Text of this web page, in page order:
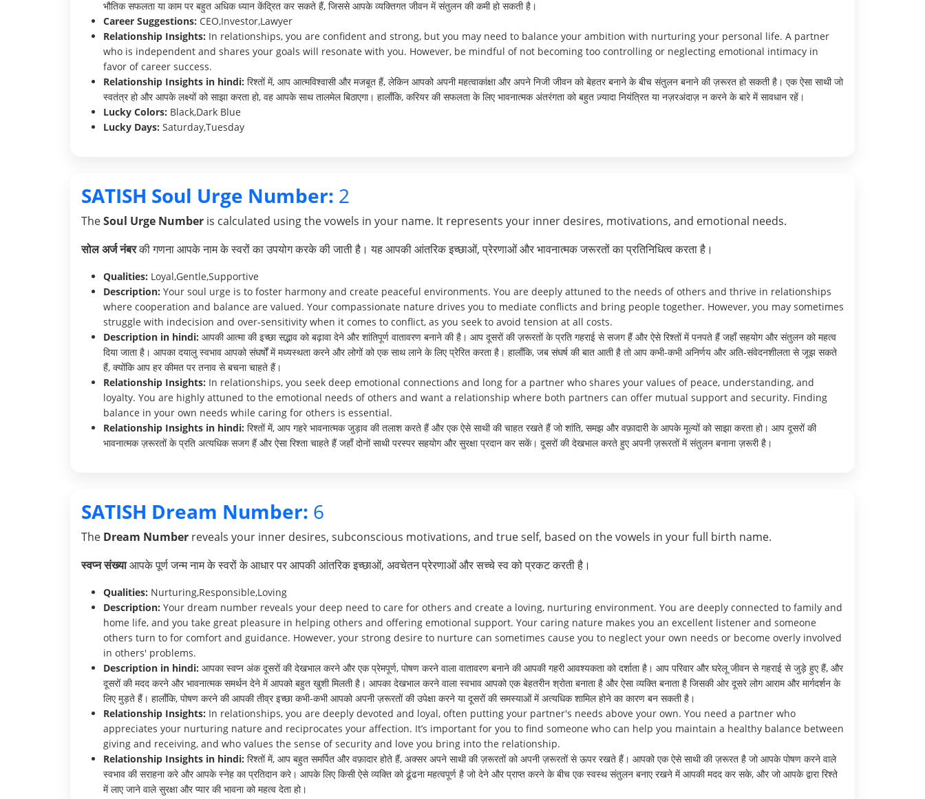
भौतिक सफलता या काम पर बहुत अधिक ध्यान केंद्रित कर सकते हैं, जिससे आपके व्यक्तिगत जीवन में संतुलन की कमी हो सकती है।
Career Suggestions: CEO,Investor,Lawyer
Relationship Insights: In relationships, you are confident and strong, but you may need to balance your ambition with nurturing your personal life. A partner
who is independent and shares your goals will resonate with you. However, be mindful of not becoming too controlling or neglecting emotional intimacy in
favor of career success.
Relationship Insights in hindi: रिश्तों में, आप आत्मविश्वासी और मजबूत हैं, लेकिन आपको अपनी महत्वाकांक्षा और अपने निजी जीवन को बेहतर बनाने के बीच संतुलन बनाने की ज़रूरत हो सकती है। एक ऐसा साथी जो
स्वतंत्र हो और आपके लक्ष्यों को साझा करता हो, वह आपके साथ तालमेल बिठाएगा। हालाँकि, करियर की सफलता के लिए भावनात्मक अंतरंगता को बहुत ज़्यादा नियंत्रित या नज़रअंदाज़ न करने के बारे में सावधान रहें।
Lucky Colors: Black,Dark Blue
Lucky Days: Saturday,Tuesday
SATISH Soul Urge Number: 2
TheSoul Urge Number is calculated using the vowels in your name. It represents your inner desires, motivations, and emotional needs.
सोल अर्ज नंबरकी गणना आपके नाम के स्वरों का उपयोग करके की जाती है। यह आपकी आंतरिक इच्छाओं, प्रेरणाओं और भावनात्मक जरूरतों का प्रतिनिधित्व करता है।
Qualities: Loyal,Gentle,Supportive
Description: Your soul urge is to foster harmony and create peaceful environments. You are deeply attuned to the needs of others and thrive in relationships
where cooperation and balance are valued. Your compassionate nature drives you to mediate conflicts and bring people together. However, you may sometimes
struggle with indecision and over-sensitivity when it comes to conflict, as you seek to avoid tension at all costs.
Description in hindi: आपकी आत्मा की इच्छा सद्भाव को बढ़ावा देने और शांतिपूर्ण वातावरण बनाने की है। आप दूसरों की ज़रूरतों के प्रति गहराई से सजग हैं और ऐसे रिश्तों में पनपते हैं जहाँ सहयोग और संतुलन को महत्व
दिया जाता है। आपका दयालु स्वभाव आपको संघर्षों में मध्यस्थता करने और लोगों को एक साथ लाने के लिए प्रेरित करता है। हालाँकि, जब संघर्ष की बात आती है तो आप कभी-कभी अनिर्णय और अति-संवेदनशीलता से जूझ सकते
हैं, क्योंकि आप हर कीमत पर तनाव से बचना चाहते हैं।
Relationship Insights: In relationships, you seek deep emotional connections and long for a partner who shares your values of peace, understanding, and
loyalty. You are highly attuned to the emotional needs of others and want a relationship where both partners can offer mutual support and security. Finding
balance in your own needs while caring for others is essential.
Relationship Insights in hindi: रिश्तों में, आप गहरे भावनात्मक जुड़ाव की तलाश करते हैं और एक ऐसे साथी की चाहत रखते हैं जो शांति, समझ और वफ़ादारी के आपके मूल्यों को साझा करता हो। आप दूसरों की
भावनात्मक ज़रूरतों के प्रति अत्यधिक सजग हैं और ऐसा रिश्ता चाहते हैं जहाँ दोनों साथी परस्पर सहयोग और सुरक्षा प्रदान कर सकें। दूसरों की देखभाल करते हुए अपनी ज़रूरतों में संतुलन बनाना ज़रूरी है।
SATISH Dream Number: 6
The Dream Number reveals your inner desires, subconscious motivations, and true self, based on the vowels in your full birth name.
स्वप्न संख्याआपके पूर्ण जन्म नाम के स्वरों के आधार पर आपकी आंतरिक इच्छाओं, अवचेतन प्रेरणाओं और सच्चे स्व को प्रकट करती है।
Qualities: Nurturing,Responsible,Loving
Description: Your dream number reveals your deep need to care for others and create a loving, nurturing environment. You are deeply connected to family and
home life, and you take great pleasure in helping others and offering emotional support. Your caring nature makes you an excellent listener and someone
others turn to for comfort and guidance. However, your strong desire to nurture can sometimes cause you to neglect your own needs or become overly involved
in others' problems.
Description in hindi: आपका स्वप्न अंक दूसरों की देखभाल करने और एक प्रेमपूर्ण, पोषण करने वाला वातावरण बनाने की आपकी गहरी आवश्यकता को दर्शाता है। आप परिवार और घरेलू जीवन से गहराई से जुड़े हुए हैं, और
दूसरों की मदद करने और भावनात्मक समर्थन देने में आपको बहुत खुशी मिलती है। आपका देखभाल करने वाला स्वभाव आपको एक बेहतरीन श्रोता बनाता है और ऐसा व्यक्ति बनाता है जिसकी ओर दूसरे लोग आराम और मार्गदर्शन के
लिए मुड़ते हैं। हालाँकि, पोषण करने की आपकी तीव्र इच्छा कभी-कभी आपको अपनी ज़रूरतों की उपेक्षा करने या दूसरों की समस्याओं में अत्यधिक शामिल होने का कारण बन सकती है।
Relationship Insights: In relationships, you are deeply devoted and loyal, often putting your partner's needs above your own. You need a partner who
appreciates your nurturing nature and reciprocates your affection. It’s important for you to find someone who can help you maintain a healthy balance between
giving and receiving, and who values the sense of security and love you bring into the relationship.
Relationship Insights in hindi: रिश्तों में, आप बहुत समर्पित और वफ़ादार होते हैं, अक्सर अपने साथी की ज़रूरतों को अपनी ज़रूरतों से ऊपर रखते हैं। आपको एक ऐसे साथी की ज़रूरत है जो आपके पोषण करने वाले
स्वभाव की सराहना करे और आपके स्नेह का प्रतिदान करे। आपके लिए किसी ऐसे व्यक्ति को ढूंढना महत्वपूर्ण है जो देने और प्राप्त करने के बीच एक स्वस्थ संतुलन बनाए रखने में आपकी मदद कर सके, और जो आपके द्वारा रिश्ते
में लाए जाने वाले सुरक्षा और प्यार की भावना को महत्व देता हो।